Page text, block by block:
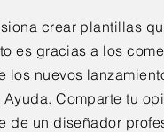
crear plantillas
es gracias a los
los nuevos
Comparte tu
de un diseñador